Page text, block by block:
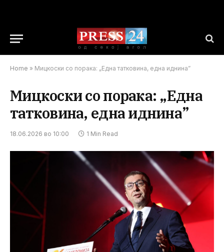
Home » Мицкоски со порака: „Една татковина, една иднина”
Мицкоски со порака: „Една
татковина, една иднина”
18.06.2026 во 10:00 1 Min Read